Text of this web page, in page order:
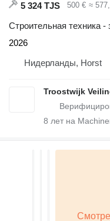
5 324 TJS
500 € ≈
Строительная техника
2026
Нидерланды, Horst
Troostwijk
8 лет на